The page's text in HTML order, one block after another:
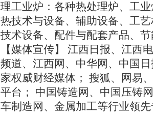
理工业炉：各种热处理炉、工
热技术与设备、辅助设备、工
技术设备、配件与配套产品、
【媒体宣传】 江西日报、江西
频道、江西网、中华网、中国
家权威财经媒体； 搜狐、网易
平台； 中国铸造网、中国压铸
车制造网、金属加工等行业领